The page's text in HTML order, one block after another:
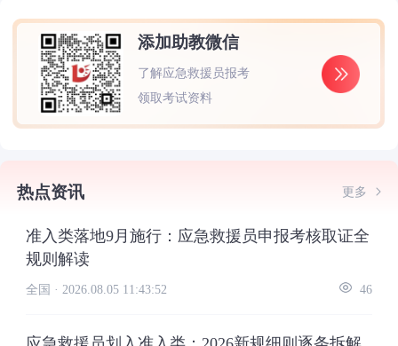
添加助教微信
了解应急救援员报考
领取考试资料
热点资讯 更多
准入类落地9月施行：应急救援员申报考核取证全
规则解读
全国 · 2026.08.05 11:43:52 46